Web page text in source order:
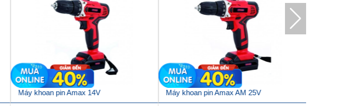
Máy khoan pin Amax 14V Máy khoan pin Amax AM 25V